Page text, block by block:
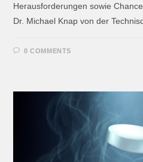
Herausforderungen sowie
Dr. Michael Knap von der
0 COMMENTS